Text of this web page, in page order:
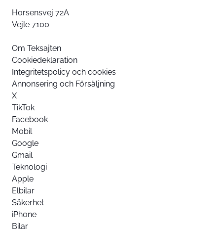
Horsensvej 72A
Vejle 7100
Om Teksajten
Cookiedeklaration
Integritetspolicy och cookies
Annonsering och Försäljning
X
TikTok
Facebook
Mobil
Google
Gmail
Teknologi
Apple
Elbilar
Säkerhet
iPhone
Bilar